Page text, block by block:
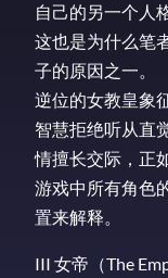
自己的另一个人
这也是为什么笔
子的原因之一。
逆位的女教皇象
智慧拒绝听从直
情擅长交际，正
游戏中所有角色
置来解释。
III 女帝（The